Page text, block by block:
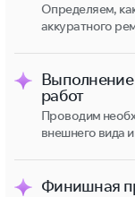
Определяем,
аккуратного
работ
Проводим
внешнего вида
Финишная